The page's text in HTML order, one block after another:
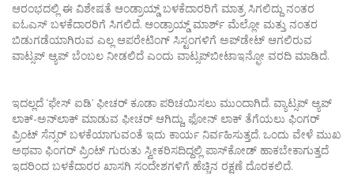
ಆರಂಭದಲ್ಲಿ ಈ ವಿಶೇಷತೆ ಆಂಡ್ರಾಯ್ಡ್ ಬಳಕೆದಾರರಿಗೆ ಮಾತ್ರ ಸಿಗಲಿದ್ದು ನಂತರ
ಐಓಎಸ್ ಬಳಕೆದಾರರಿಗೆ ಸಿಗಲಿದೆ. ಆಂಡ್ರಾಯ್ಡ್ ಮಾರ್ಶ್ ಮೆಲ್ಲೋ ಮತ್ತು ನಂತರ
ಬಿಡುಗಡೆಯಾಗಿರುವ ಎಲ್ಲ ಆಪರೇಟಿಂಗ್ ಸಿಸ್ಟಂಗಳಿಗೆ ಅಪ್‍ಡೇಟ್ ಆಗಲಿರುವ
ವಾಟ್ಸಪ್ ಆ್ಯಪ್ ಬೆಂಬಲ ನೀಡಲಿದೆ ಎಂದು ವಾಟ್ಸಪ್‍ಬೀಟಾಇನ್ಫೋ ವರದಿ ಮಾಡಿದೆ.
ಇದಲ್ಲದೆ ‘ಫೇಸ್ ಐಡಿ’ ಫೀಚರ್ ಕೂಡಾ ಪರಿಚಯಿಸಲು ಮುಂದಾಗಿದೆ. ವ್ಯಾಟ್ಸಪ್ ಆ್ಯಪ್
ಲಾಕ್-ಅನ್‌ಲಾಕ್ ಮಾಡುವ ಫೀಚರ್ ಆಗಿದ್ದು, ಫೋನ್ ಲಾಕ್ ತೆಗೆಯಲು ಫಿಂಗರ್
ಪ್ರಿಂಟ್ ಸೆನ್ಸರ್ ಬಳಕೆಯಾಗುವಂತೆ ಇದು ಕಾರ್ಯ ನಿರ್ವಹಿಸುತ್ತದೆ. ಒಂದು ವೇಳೆ ಮುಖ
ಅಥವಾ ಫಿಂಗರ್​ ಪ್ರಿಂಟ್​ ಗುರುತು ಸ್ವೀಕರಿಸದಿದ್ದಲ್ಲಿ ಪಾಸ್​ಕೋಡ್​ ಹಾಕಬೇಕಾಗುತ್ತದೆ
ಇದರಿಂದ ಬಳಕೆದಾರರ ಖಾಸಗಿ ಸಂದೇಶಗಳಿಗೆ ಹೆಚ್ಚಿನ ರಕ್ಷಣೆ ದೊರಕಲಿದೆ.